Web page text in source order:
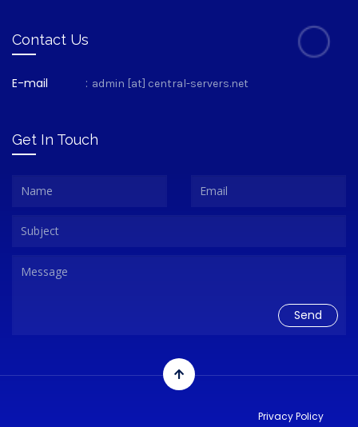
Contact Us
E-mail : admin [at] central-servers.net
Get In Touch
Privacy Policy